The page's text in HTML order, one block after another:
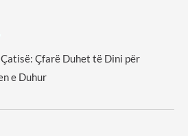
Çfarë Duhet të Dini për
e Duhur